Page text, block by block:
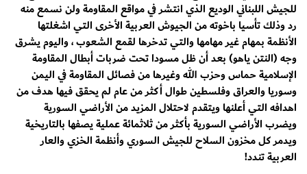
للجيش اللبناني الوديع الذي انتشر في مواقع المقاومة ولن نسمع منه
رد وذلك تأسيا باخوته من الجيوش العربية الأخرى التي اشغلتها
الأنظمة بمهام غير مهامها والتي تدخرها لقمع الشعوب ، واليوم يشرق
وجه (النتن ياهو) بعد أن ظل مسودا تحت ضربات أبطال المقاومة
الإسلامية حماس وحزب الله وغيرها من فصائل المقاومة في اليمن
وسوريا والعراق وفلسطين طوال أكثر من عام لم يحقق فيها هدف من
اهدافه التي أعلنها ويتقدم لاحتلال المزيد من الأراضي السورية
ويضرب الأراضي السورية بأكثر من ثلاثمائة عملية يصفها بالتاريخية
ويدمر كل مخزون السلاح للجيش السوري وأنظمة الخزي والعار
العربية تندد!